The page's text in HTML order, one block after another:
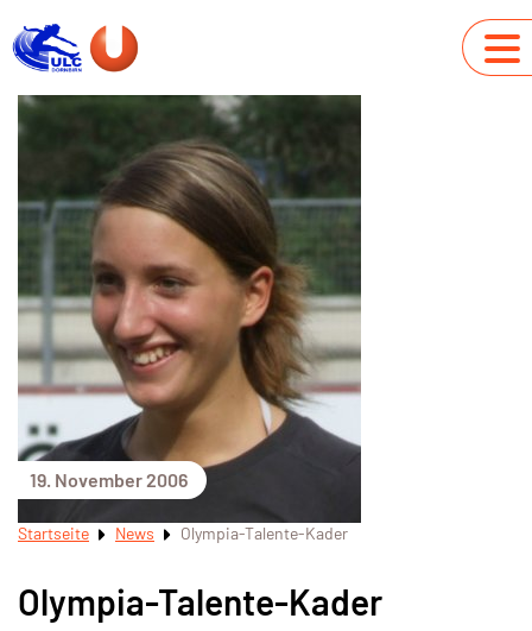
19. November 2006
Startseite News Olympia-Talente-Kader
Olympia-Talente-Kader